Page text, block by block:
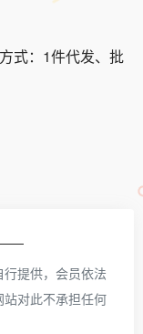
式： 1件代发、批
提供，会员依法
对此不承担任何